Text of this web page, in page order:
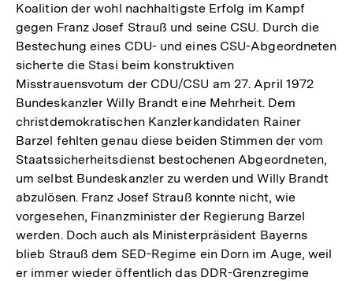
Koalition der wohl nachhaltigste Erfolg im Kampf
gegen Franz Josef Strauß und seine CSU. Durch die
Bestechung eines CDU- und eines CSU-Abgeordneten
sicherte die Stasi beim konstruktiven
Misstrauensvotum der CDU/CSU am 27. April 1972
Bundeskanzler Willy Brandt eine Mehrheit. Dem
christdemokratischen Kanzlerkandidaten Rainer
Barzel fehlten genau diese beiden Stimmen der vom
Staatssicherheitsdienst bestochenen Abgeordneten,
um selbst Bundeskanzler zu werden und Willy Brandt
abzulösen. Franz Josef Strauß konnte nicht, wie
vorgesehen, Finanzminister der Regierung Barzel
werden. Doch auch als Ministerpräsident Bayerns
blieb Strauß dem SED-Regime ein Dorn im Auge, weil
er immer wieder öffentlich das DDR-Grenzregime